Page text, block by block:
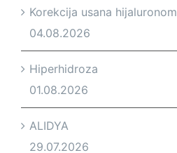
Korekcija usana hijaluronom
04.08.2026
Hiperhidroza
01.08.2026
ALIDYA
29.07.2026